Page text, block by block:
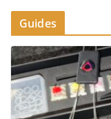
Guides